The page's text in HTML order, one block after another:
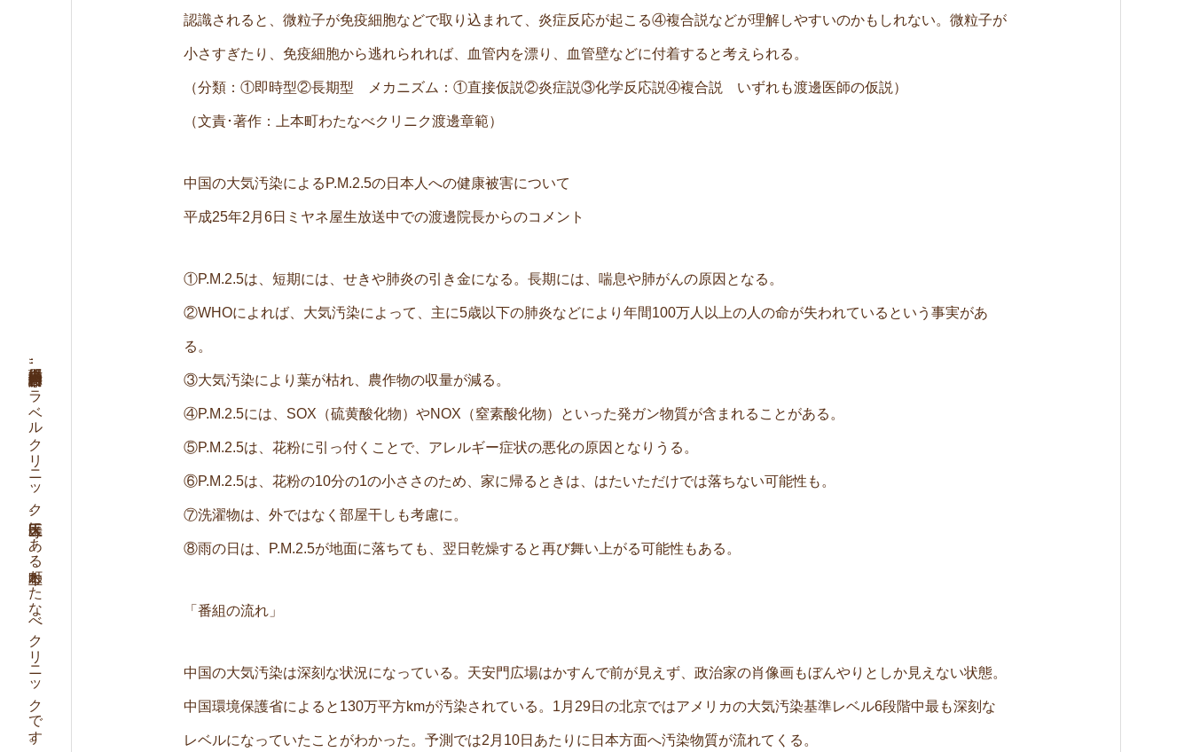
循環器内科,総合診療内科,トラベルクリニック,天王寺区にある上本町わたなべクリニックです。
認識されると、微粒子が免疫細胞などで取り込まれて、炎症反応が起こる④複合説などが理解しやすいのかもしれない。微粒子が
小さすぎたり、免疫細胞から逃れられれば、血管内を漂り、血管壁などに付着すると考えられる。
（分類：①即時型②長期型 メカニズム：①直接仮説②炎症説③化学反応説④複合説 いずれも渡邊医師の仮説）
（文責･著作：上本町わたなべクリニク渡邊章範）
中国の大気汚染によるP.M.2.5の日本人への健康被害について
平成25年2月6日ミヤネ屋生放送中での渡邊院長からのコメント
①P.M.2.5は、短期には、せきや肺炎の引き金になる。長期には、喘息や肺がんの原因となる。
②WHOによれば、大気汚染によって、主に5歳以下の肺炎などにより年間100万人以上の人の命が失われているという事実があ
る。
③大気汚染により葉が枯れ、農作物の収量が減る。
④P.M.2.5には、SOX（硫黄酸化物）やNOX（窒素酸化物）といった発ガン物質が含まれることがある。
⑤P.M.2.5は、花粉に引っ付くことで、アレルギー症状の悪化の原因となりうる。
⑥P.M.2.5は、花粉の10分の1の小ささのため、家に帰るときは、はたいただけでは落ちない可能性も。
⑦洗濯物は、外ではなく部屋干しも考慮に。
⑧雨の日は、P.M.2.5が地面に落ちても、翌日乾燥すると再び舞い上がる可能性もある。
「番組の流れ」
中国の大気汚染は深刻な状況になっている。天安門広場はかすんで前が見えず、政治家の肖像画もぼんやりとしか見えない状態。
中国環境保護省によると130万平方kmが汚染されている。1月29日の北京ではアメリカの大気汚染基準レベル6段階中最も深刻な
レベルになっていたことがわかった。予測では2月10日あたりに日本方面へ汚染物質が流れてくる。